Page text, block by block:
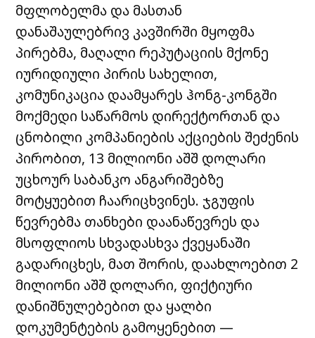
მფლობელმა და მასთან
დანაშაულებრივ კავშირში მყოფმა
პირებმა, მაღალი რეპუტაციის მქონე
იურიდიული პირის სახელით,
კომუნიკაცია დაამყარეს ჰონგ-კონგში
მოქმედი საწარმოს დირექტორთან და
ცნობილი კომპანიების აქციების შეძენის
პირობით, 13 მილიონი აშშ დოლარი
უცხოურ საბანკო ანგარიშებზე
მოტყუებით ჩაარიცხვინეს. ჯგუფის
წევრებმა თანხები დაანაწევრეს და
მსოფლიოს სხვადასხვა ქვეყანაში
გადარიცხეს, მათ შორის, დაახლოებით 2
მილიონი აშშ დოლარი, ფიქტიური
დანიშნულებებით და ყალბი
დოკუმენტების გამოყენებით —